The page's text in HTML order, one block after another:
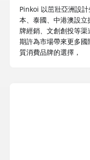
Pinkoi 以茁壯亞洲設
本、泰國、中港澳設
牌經銷、文創創投等
期許為市場帶來更多
質消費品牌的選擇，